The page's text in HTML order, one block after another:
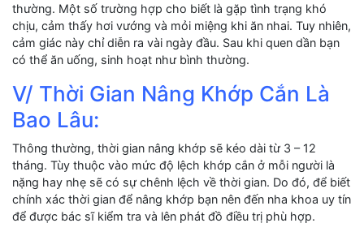
thường. Một số trường hợp cho biết là gặp tình trạng khó
chịu, cảm thấy hơi vướng và mỏi miệng khi ăn nhai. Tuy nhiên,
cảm giác này chỉ diễn ra vài ngày đầu. Sau khi quen dần bạn
có thể ăn uống, sinh hoạt như bình thường.
V/ Thời Gian Nâng Khớp Cắn Là
Bao Lâu:
Thông thường, thời gian nâng khớp sẽ kéo dài từ 3 – 12
tháng. Tùy thuộc vào mức độ lệch khớp cắn ở mỗi người là
nặng hay nhẹ sẽ có sự chênh lệch về thời gian. Do đó, để biết
chính xác thời gian để nâng khớp bạn nên đến nha khoa uy tín
để được bác sĩ kiểm tra và lên phát đồ điều trị phù hợp.